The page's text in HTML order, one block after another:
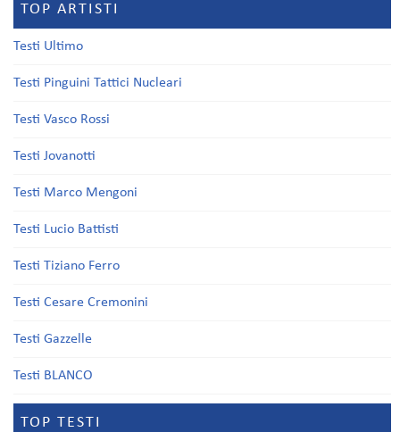
TOP ARTISTI
Testi Ultimo
Testi Pinguini Tattici Nucleari
Testi Vasco Rossi
Testi Jovanotti
Testi Marco Mengoni
Testi Lucio Battisti
Testi Tiziano Ferro
Testi Cesare Cremonini
Testi Gazzelle
Testi BLANCO
TOP TESTI